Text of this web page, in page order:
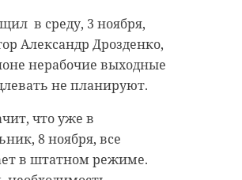
в среду, 3 ноября,
Александр Дрозденко,
нерабочие выходные
не планируют.
что уже в
8 ноября, все
в штатном режиме.
в ночь с 6 на 7
года. Перероют
в это время с 2:30 до
не более 20 минут,
в России в ходе акции.
среду, 3 ноября,
пресс-служба
Ленобласти.
накануне
по природным
Ленинградской области.